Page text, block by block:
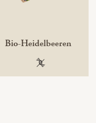
Bio-Heidelbeeren
100 %